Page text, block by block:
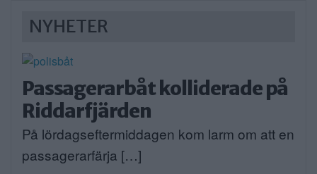
NYHETER
Passagerarbåt kolliderade på
Riddarfjärden
På lördagseftermiddagen kom larm om att en
passagerarfärja […]